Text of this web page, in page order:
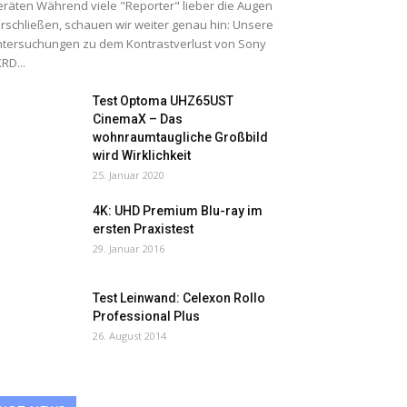
Während viele "Reporter" lieber die Augen
schauen wir weiter genau hin: Unsere
zu dem Kontrastverlust von Sony
Test Optoma UHZ65UST
CinemaX – Das
wohnraumtaugliche Großbild
wird Wirklichkeit
25. Januar 2020
4K: UHD Premium Blu-ray im
ersten Praxistest
29. Januar 2016
Test Leinwand: Celexon Rollo
Professional Plus
26. August 2014